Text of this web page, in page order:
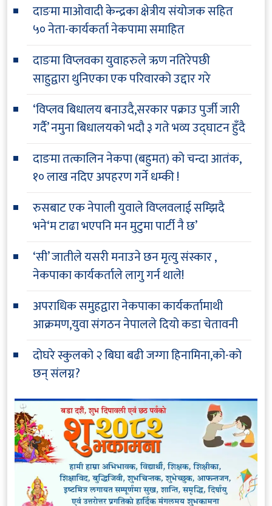
दाङमा माओवादी केन्द्रका क्षेत्रीय संयोजक सहित
५० नेता-कार्यकर्ता नेकपामा समाहित
दाङमा विप्लवका युवाहरुले ऋण नतिरेपछी
साहुद्वारा थुनिएका एक परिवारको उद्दार गरे
‘विप्लव बिधालय बनाउदै,सरकार पक्राउ पुर्जी जारी
गर्दै’ नमुना बिधालयको भदौ ३ गते भव्य उद्घाटन हुँदै
दाङमा तत्कालिन नेकपा (बहुमत) को चन्दा आतंक,
१० लाख नदिए अपहरण गर्ने धम्की !
रुसबाट एक नेपाली युवाले विप्लवलाई सम्झिदै
भने‘म टाढा भएपनि मन मुटुमा पार्टी नै छ’
‘सी’ जातीले यसरी मनाउने छन मृत्यु संस्कार ,
नेकपाका कार्यकर्ताले लागु गर्न थाले!
अपराधिक समुहद्वारा नेकपाका कार्यकर्तामाथी
आक्रमण,युवा संगठन नेपालले दियो कडा चेतावनी
दोघरे स्कुलको २ बिघा बढी जग्गा हिनामिना,को-को
छन् संलग्न?